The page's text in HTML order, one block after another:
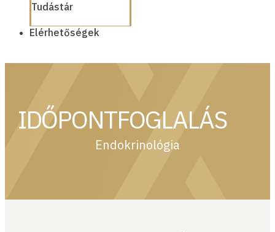
Tudástár
Elérhetőségek
IDŐPONTFOGLALÁS
Endokrinológia